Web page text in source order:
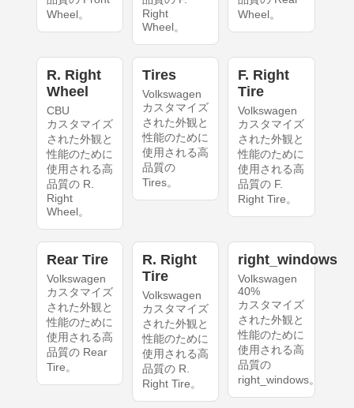
Wheel。
Right
Wheel。
Wheel。
R. Right
Wheel
CBU
カスタマイズ
された外観と
性能のために
使用される高
品質の R.
Right
Wheel。
Tires
Volkswagen
カスタマイズ
された外観と
性能のために
使用される高
品質の
Tires。
F. Right
Tire
Volkswagen
カスタマイズ
された外観と
性能のために
使用される高
品質の F.
Right Tire。
Rear Tire
Volkswagen
カスタマイズ
された外観と
性能のために
使用される高
品質の Rear
Tire。
R. Right
Tire
Volkswagen
カスタマイズ
された外観と
性能のために
使用される高
品質の R.
Right Tire。
right_windows
Volkswagen
40%
カスタマイズ
された外観と
性能のために
使用される高
品質の
right_windows。